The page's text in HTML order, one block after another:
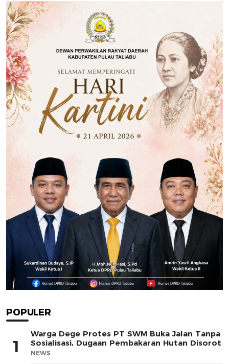
POPULER
1
Warga Dege Protes PT SWM Buka Jalan Tanpa
Sosialisasi, Dugaan Pembakaran Hutan Disorot
NEWS